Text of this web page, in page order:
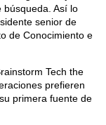
búsqueda. Así lo
senior de
de Conocimiento e
Tech the
prefieren
primera fuente de